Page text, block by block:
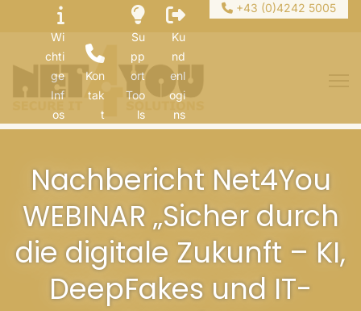
Wi
chti
ge
Inf
os
Kon
tak
t
Su
pp
ort
Too
ls
Ku
nd
enl
ogi
ns
+43 (0)4242 5005
Nachbericht Net4You
WEBINAR „Sicher durch
die digitale Zukunft – KI,
DeepFakes und IT-